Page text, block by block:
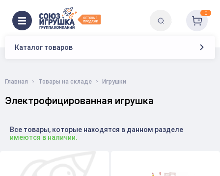
Каталог товаров
0
Главная Товары на складе Игрушки
Электрофицированная игрушка
Все товары, которые находятся в данном разделе
имеются в наличии.